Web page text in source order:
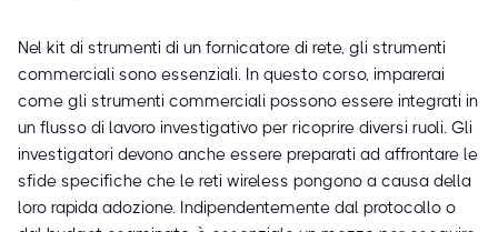
Nel kit di strumenti di un fornicatore di rete, gli strumenti
commerciali sono essenziali. In questo corso, imparerai
come gli strumenti commerciali possono essere integrati in
un flusso di lavoro investigativo per ricoprire diversi ruoli. Gli
investigatori devono anche essere preparati ad affrontare le
sfide specifiche che le reti wireless pongono a causa della
loro rapida adozione. Indipendentemente dal protocollo o